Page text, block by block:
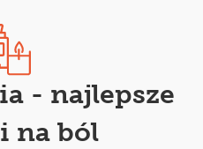
- najlepsze
na ból